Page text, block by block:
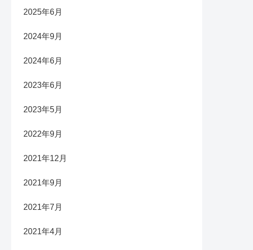
2025年6月
2024年9月
2024年6月
2023年6月
2023年5月
2022年9月
2021年12月
2021年9月
2021年7月
2021年4月